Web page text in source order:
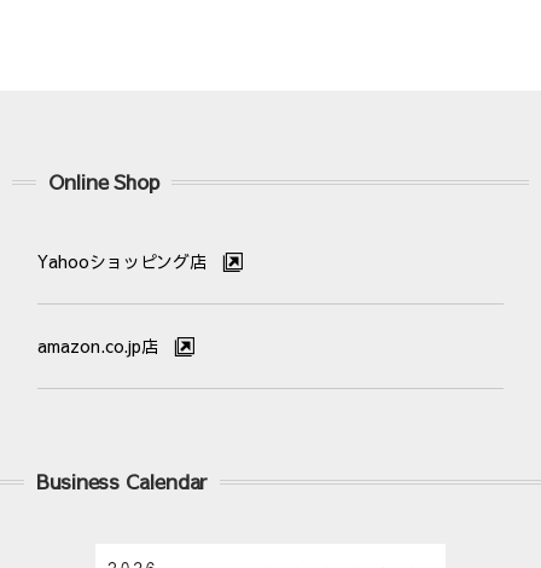
Online Shop
Yahooショッピング店
amazon.co.jp店
Business Calendar